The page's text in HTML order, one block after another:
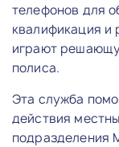
телефонов для
квалификация и
играют
полиса.
Эта служба
действия
подразделения